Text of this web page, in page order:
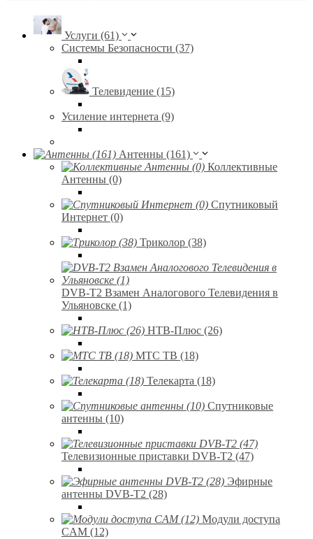
Услуги (61)
Системы Безопасности (37)
Телевидение (15)
Усиление интернета (9)
Антенны (161)
Коллективные
Антенны (0)
Спутниковый
Интернет (0)
Триколор (38)
DVB-T2 Взамен Аналогового Телевидения в
Ульяновске (1)
НТВ-Плюс (26)
МТС ТВ (18)
Телекарта (18)
Спутниковые
антенны (10)
Телевизионные приставки DVB-T2 (47)
Эфирные
антенны DVB-T2 (28)
Модули доступа
CAM (12)